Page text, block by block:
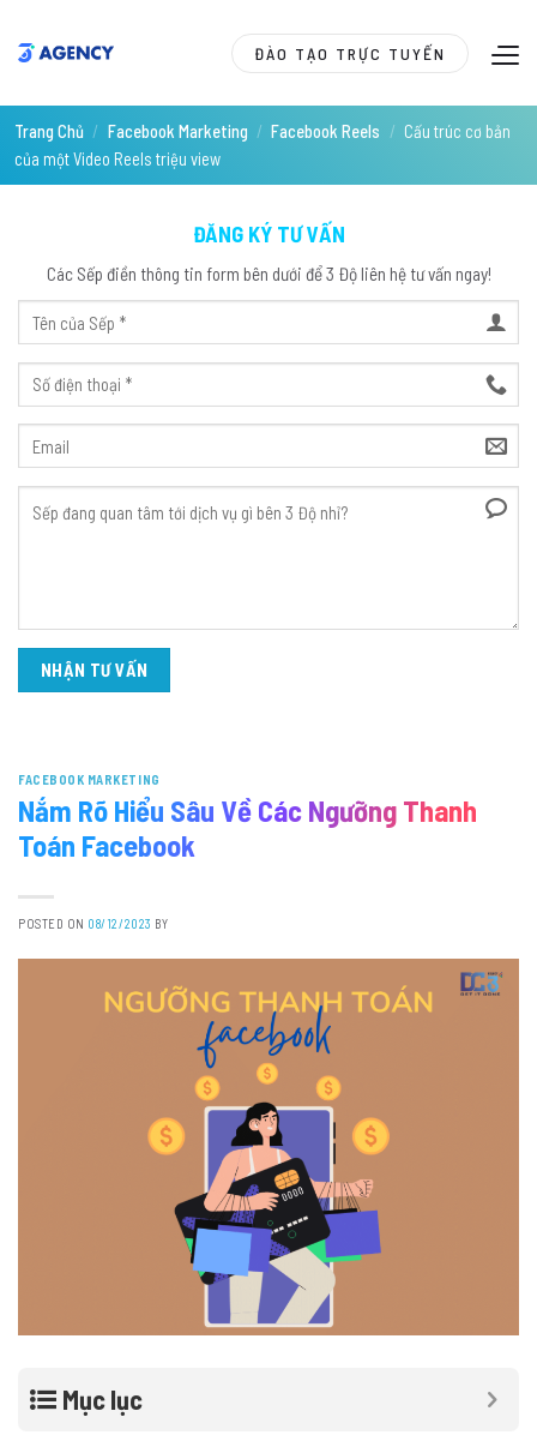
ĐÀO TẠO TRỰC TUYẾN
Trang Chủ / Facebook Marketing / Facebook Reels / Cấu trúc cơ bản
của một Video Reels triệu view
FACEBOOK MARKETING
Nắm Rõ Hiểu Sâu Về Các Ngưỡng Thanh
Toán Facebook
POSTED ON 08/12/2023 BY
Mục lục
ĐĂNG KÝ TƯ VẤN
Các Sếp điền thông tin form bên dưới để 3 Độ liên hệ tư vấn ngay!